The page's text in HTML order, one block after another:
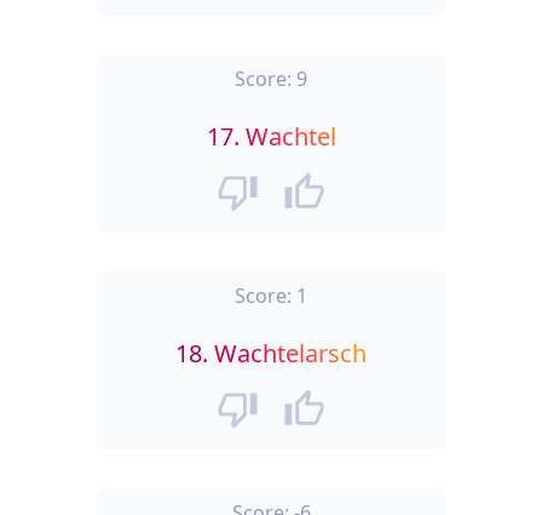
Score: 9
17. Wachtel
Score: 1
18. Wachtelarsch